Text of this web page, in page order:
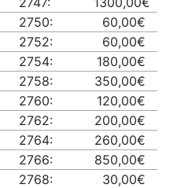
2750:
60,00€
2752:
60,00€
2754:
180,00€
2758:
350,00€
2760:
120,00€
2762:
200,00€
2764:
260,00€
2766:
850,00€
2768:
30,00€